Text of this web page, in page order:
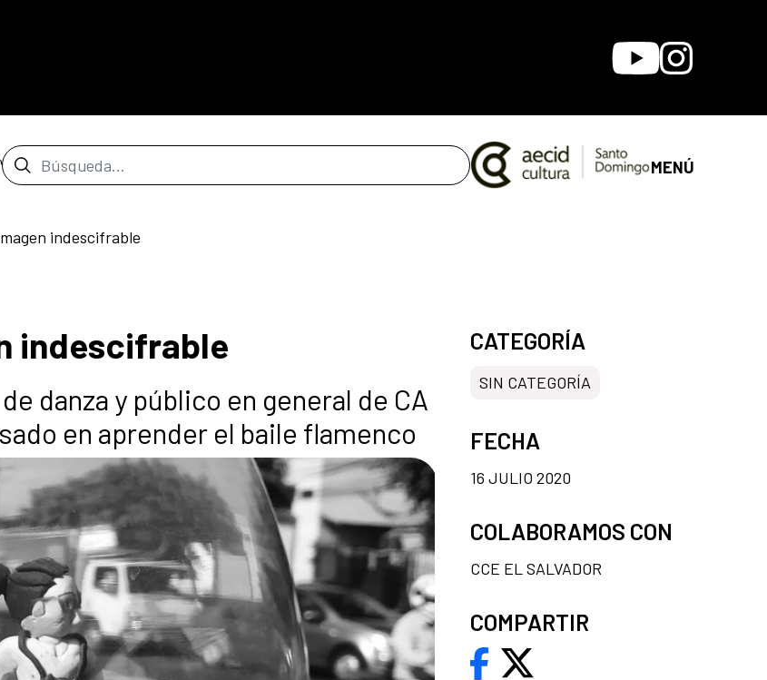
YoutubeInstagram
Barra de búsqueda MENÚ
indescifrable
indescifrable
danza y público en general de CA
en aprender el baile flamenco
CATEGORÍA
SIN CATEGORÍA
FECHA
16 JULIO 2020
COLABORAMOS CON
CCE EL SALVADOR
COMPARTIR